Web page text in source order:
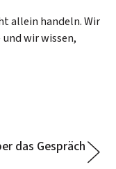
allein handeln. Wir
wir wissen,
das Gespräch